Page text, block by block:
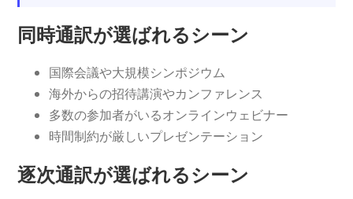
同時通訳が選ばれるシーン
国際会議や大規模シンポジウム
海外からの招待講演やカンファレンス
多数の参加者がいるオンラインウェビナー
時間制約が厳しいプレゼンテーション
逐次通訳が選ばれるシーン